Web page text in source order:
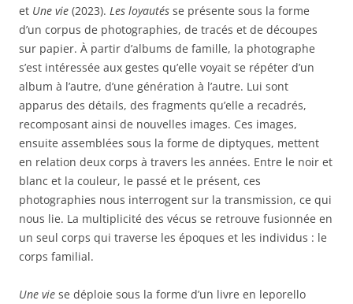
et Une vie (2023). Les loyautés se présente sous la forme
d’un corpus de photographies, de tracés et de découpes
sur papier. À partir d’albums de famille, la photographe
s’est intéressée aux gestes qu’elle voyait se répéter d’un
album à l’autre, d’une génération à l’autre. Lui sont
apparus des détails, des fragments qu’elle a recadrés,
recomposant ainsi de nouvelles images. Ces images,
ensuite assemblées sous la forme de diptyques, mettent
en relation deux corps à travers les années. Entre le noir et
blanc et la couleur, le passé et le présent, ces
photographies nous interrogent sur la transmission, ce qui
nous lie. La multiplicité des vécus se retrouve fusionnée en
un seul corps qui traverse les époques et les individus : le
corps familial.
Une vie se déploie sous la forme d’un livre en leporello